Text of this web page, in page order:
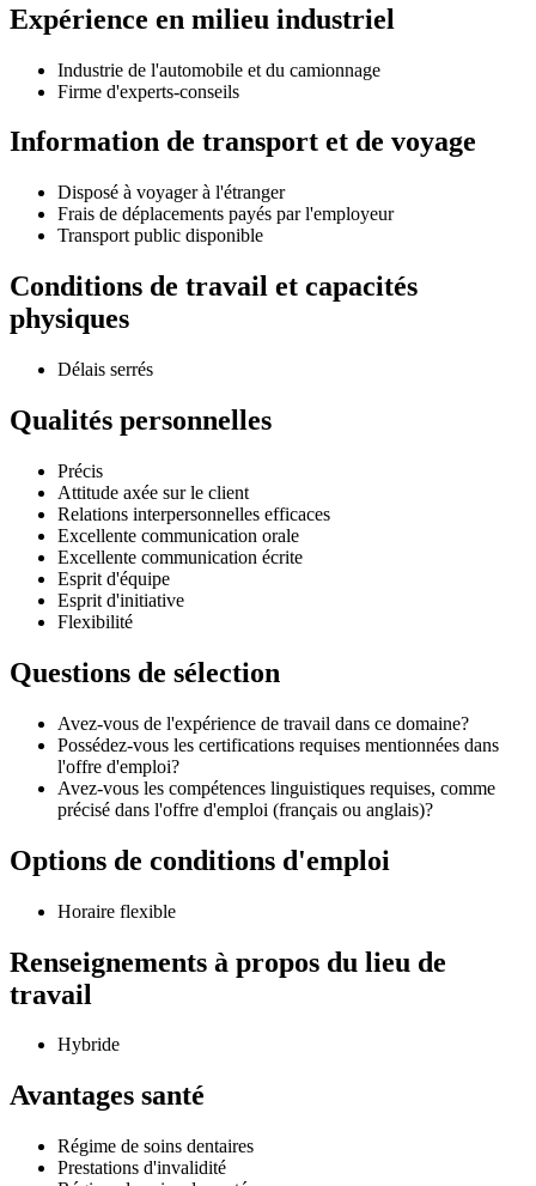
Expérience en milieu industriel
Industrie de l'automobile et du camionnage
Firme d'experts-conseils
Information de transport et de voyage
Disposé à voyager à l'étranger
Frais de déplacements payés par l'employeur
Transport public disponible
Conditions de travail et capacités
physiques
Délais serrés
Qualités personnelles
Précis
Attitude axée sur le client
Relations interpersonnelles efficaces
Excellente communication orale
Excellente communication écrite
Esprit d'équipe
Esprit d'initiative
Flexibilité
Questions de sélection
Avez-vous de l'expérience de travail dans ce domaine?
Possédez-vous les certifications requises mentionnées dans
l'offre d'emploi?
Avez-vous les compétences linguistiques requises, comme
précisé dans l'offre d'emploi (français ou anglais)?
Options de conditions d'emploi
Horaire flexible
Renseignements à propos du lieu de
travail
Hybride
Avantages santé
Régime de soins dentaires
Prestations d'invalidité